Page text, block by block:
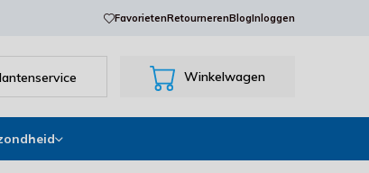
FavorietenRetournerenBlogInloggen
Winkelwagen